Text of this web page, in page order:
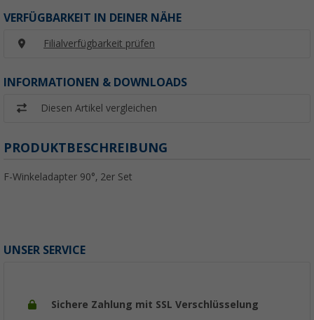
VERFÜGBARKEIT IN DEINER NÄHE
Filialverfügbarkeit prüfen
INFORMATIONEN & DOWNLOADS
Diesen Artikel vergleichen
PRODUKTBESCHREIBUNG
F-Winkeladapter 90°, 2er Set
UNSER SERVICE
Sichere Zahlung mit SSL Verschlüsselung